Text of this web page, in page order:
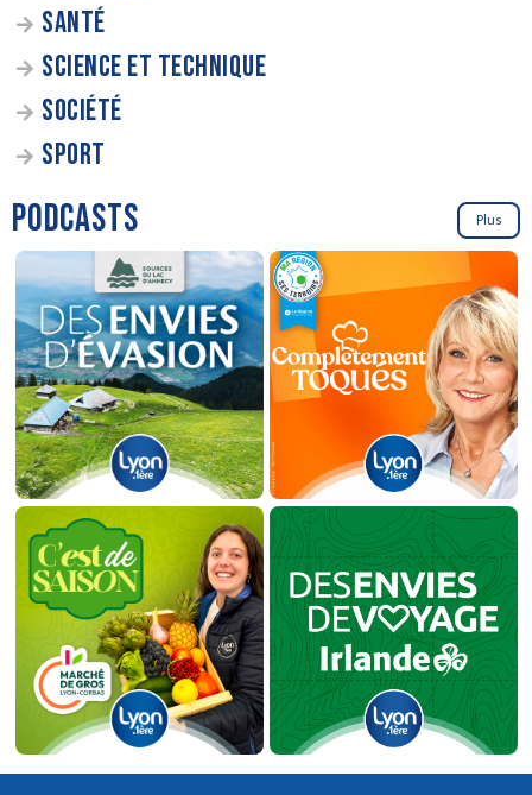
SANTÉ
SCIENCE ET TECHNIQUE
SOCIÉTÉ
SPORT
PODCASTS Plus